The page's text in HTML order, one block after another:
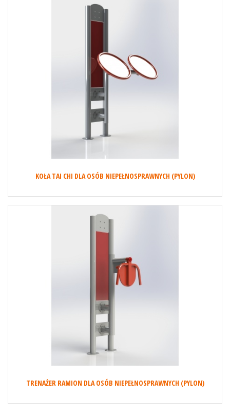
KOŁA TAI CHI DLA OSÓB NIEPEŁNOSPRAWNYCH (PYLON)
TRENAŻER RAMION DLA OSÓB NIEPEŁNOSPRAWNYCH (PYLON)